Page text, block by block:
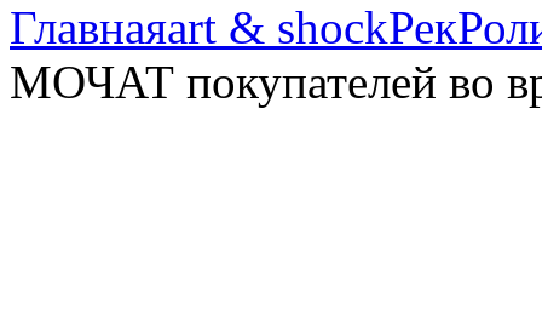
Главнаяart & shock
МОЧАТ покупателей во